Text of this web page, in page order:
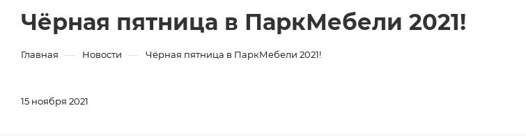
Чёрная пятница в ПаркМебели 2021!
Главная — Новости — Чёрная пятница в ПаркМебели 2021!
15 ноября 2021